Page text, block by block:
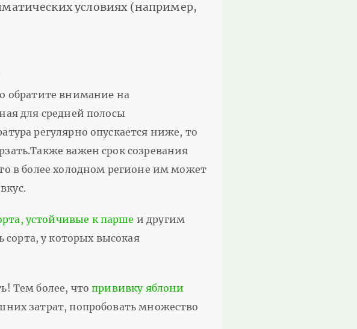
условиях (например,
обратите внимание на
для средней полосы
регулярно опускается ниже, то
важен срок созревания
в более холодном регионе им может
устойчивые к парше и другим
у которых высокая
Тем более, чтопрививку яблони
затрат, попробовать множество